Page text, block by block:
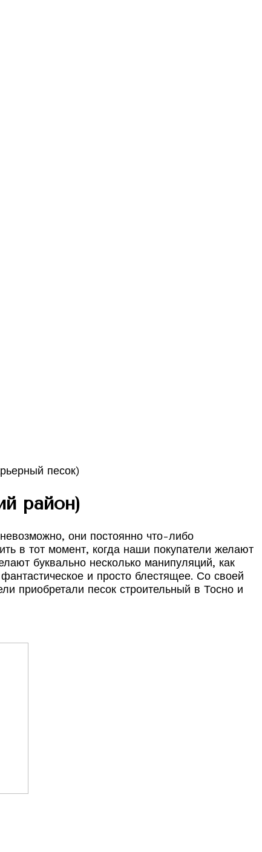
район)
они постоянно что-либо
в тот момент, когда наши покупатели желают
буквально несколько манипуляций, как
и просто блестящее. Со своей
приобретали песок строительный в Тосно и